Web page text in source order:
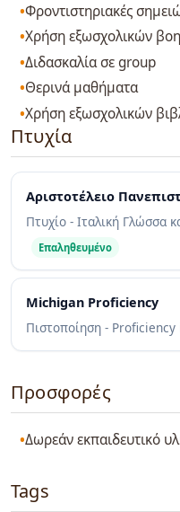
Φροντιστηριακές
Χρήση εξωσχολικών
Διδασκαλία σε group
Θερινά μαθήματα
Χρήση εξωσχολικών
Πτυχία
Αριστοτέλειο
Πτυχίο - Ιταλική Γλώσσα
Επαληθευμένο
Michigan Proficiency
Πιστοποίηση -
Προσφορές
Δωρεάν εκπαιδευτικό
Tags